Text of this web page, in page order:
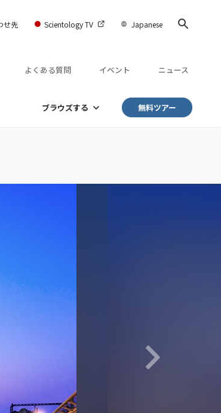
せ先 Scientology TV Japanese
よくある質問 イベント ニュース
ブラウズする 無料ツアー